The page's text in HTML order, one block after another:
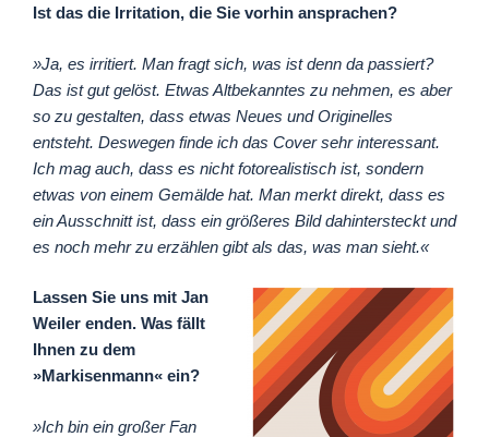
Ist das die Irritation, die Sie vorhin ansprachen?
»Ja, es irritiert. Man fragt sich, was ist denn da passiert?
Das ist gut gelöst. Etwas Altbekanntes zu nehmen, es aber
so zu gestalten, dass etwas Neues und Originelles
entsteht. Deswegen finde ich das Cover sehr interessant.
Ich mag auch, dass es nicht fotorealistisch ist, sondern
etwas von einem Gemälde hat. Man merkt direkt, dass es
ein Ausschnitt ist, dass ein größeres Bild dahintersteckt und
es noch mehr zu erzählen gibt als das, was man sieht.«
Lassen Sie uns mit Jan
Weiler enden. Was fällt
Ihnen zu dem
»Markisenmann« ein?
»Ich bin ein großer Fan